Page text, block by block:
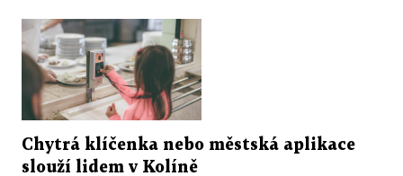
Chytrá klíčenka nebo městská aplikace
slouží lidem v Kolíně